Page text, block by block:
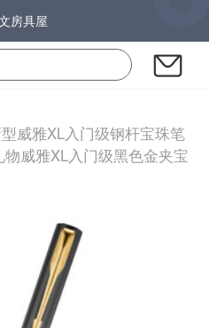
房具屋
威雅XL入门级钢杆宝珠笔
威雅XL入门级黑色金夹宝